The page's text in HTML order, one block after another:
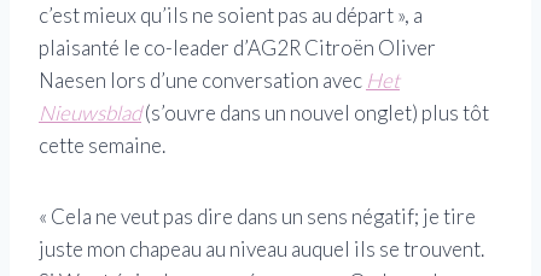
c’est mieux qu’ils ne soient pas au départ », a
plaisanté le co-leader d’AG2R Citroën Oliver
Naesen lors d’une conversation avec Het
Nieuwsblad(s’ouvre dans un nouvel onglet) plus tôt
cette semaine.
« Cela ne veut pas dire dans un sens négatif; je tire
juste mon chapeau au niveau auquel ils se trouvent.